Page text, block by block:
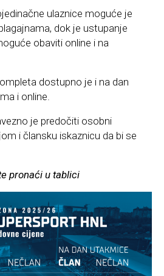
ulaznice moguće je
dok je ustupanje
obaviti online i na
dostupno je i na dan
i online.
je predočiti osobni
i člansku iskaznicu da bi se
pronaći u tablici